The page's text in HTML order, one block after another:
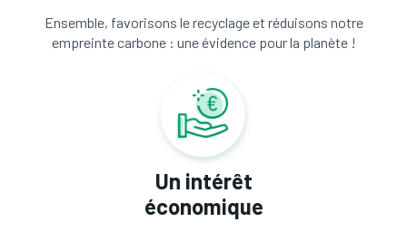
Ensemble, favorisons le recyclage et réduisons notre
empreinte carbone : une évidence pour la planète !
Un intérêt
économique